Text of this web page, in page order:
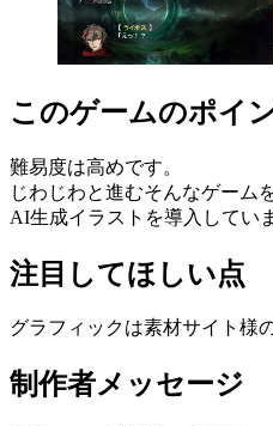
このゲームのポイ
難易度は高めです。
じわじわと進むそんなゲーム
AI生成イラストを導入してい
注目してほしい点
グラフィックは素材サイト様
制作者メッセージ